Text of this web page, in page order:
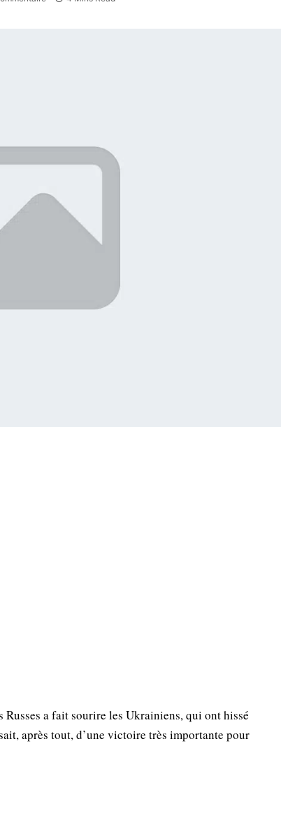
Russes a fait sourire les Ukrainiens, qui ont hissé
après tout, d’une victoire très importante pour